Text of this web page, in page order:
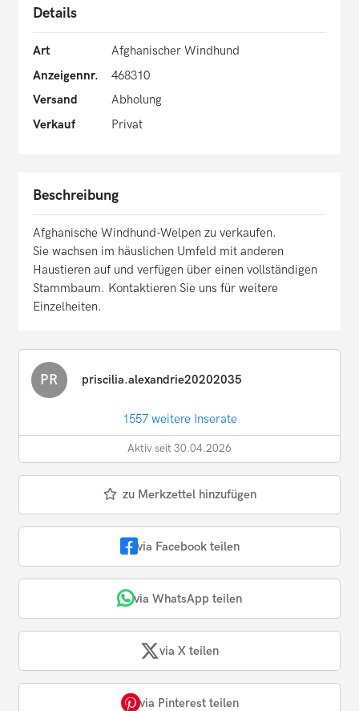
Details
Art
Afghanischer Windhund
Anzeigennr.
468310
Versand
Abholung
Verkauf
Privat
Beschreibung
Afghanische Windhund-Welpen zu verkaufen.
Sie wachsen im häuslichen Umfeld mit anderen
Haustieren auf und verfügen über einen vollständigen
Stammbaum. Kontaktieren Sie uns für weitere
Einzelheiten.
PR priscilia.alexandrie20202035
1557 weitere Inserate
Aktiv seit 30.04.2026
zu Merkzettel hinzufügen
via Facebook teilen
via WhatsApp teilen
via X teilen
via Pinterest teilen